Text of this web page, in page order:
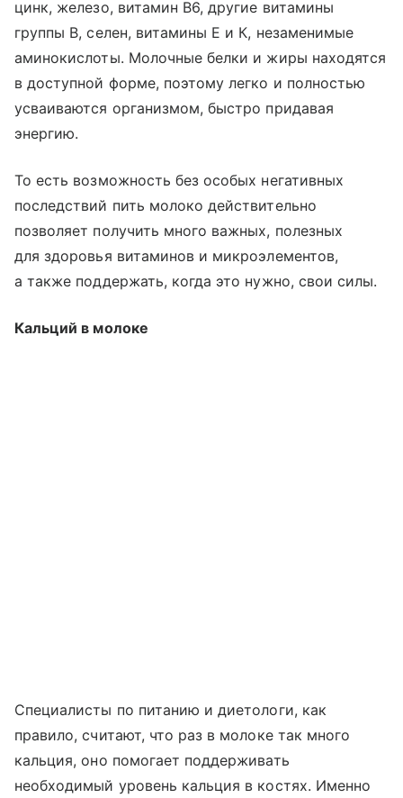
цинк, железо, витамин В6, другие витамины
группы В, селен, витамины Е и К, незаменимые
аминокислоты. Молочные белки и жиры находятся
в доступной форме, поэтому легко и полностью
усваиваются организмом, быстро придавая
энергию.
То есть возможность без особых негативных
последствий пить молоко действительно
позволяет получить много важных, полезных
для здоровья витаминов и микроэлементов,
а также поддержать, когда это нужно, свои силы.
Кальций в молоке
Специалисты по питанию и диетологи, как
правило, считают, что раз в молоке так много
кальция, оно помогает поддерживать
необходимый уровень кальция в костях. Именно